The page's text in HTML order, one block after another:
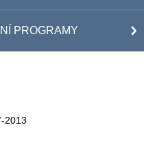
PROGRAMY
2013